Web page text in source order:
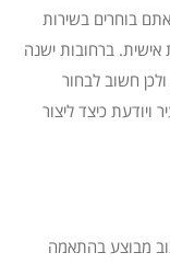
בוחרים בשירות
ברחובות ישנה
חשוב לבחור
כיצד ליצור
מבוצע בהתאמה